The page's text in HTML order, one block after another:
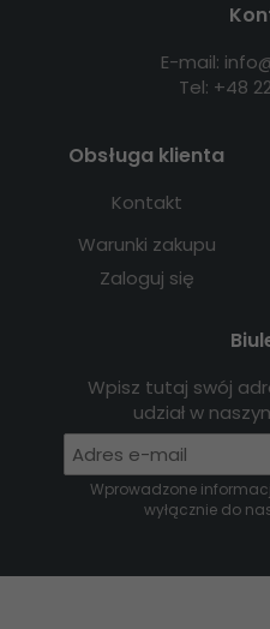
E-mail:
Tel: +48
Obsługa klienta
Kontakt
Warunki zakupu
Zaloguj się
Wpisz tutaj swój
udział w
Wprowadzone
wyłącznie do